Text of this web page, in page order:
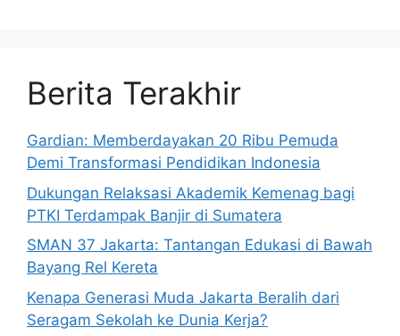
Berita Terakhir
Gardian: Memberdayakan 20 Ribu Pemuda
Demi Transformasi Pendidikan Indonesia
Dukungan Relaksasi Akademik Kemenag bagi
PTKI Terdampak Banjir di Sumatera
SMAN 37 Jakarta: Tantangan Edukasi di Bawah
Bayang Rel Kereta
Kenapa Generasi Muda Jakarta Beralih dari
Seragam Sekolah ke Dunia Kerja?